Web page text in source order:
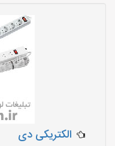
الکتریکی دی